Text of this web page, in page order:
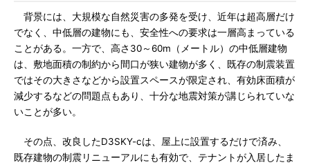
背景には、大規模な自然災害の多発を受け、近年は超高層だけ
でなく、中低層の建物にも、安全性への要求は一層高まっている
ことがある。一方で、高さ30～60m（メートル）の中低層建物
は、敷地面積の制約から間口が狭い建物が多く、既存の制震装置
ではその大きさなどから設置スペースが限定され、有効床面積が
減少するなどの問題点もあり、十分な地震対策が講じられていな
いことが多い。
その点、改良したD3SKY-cは、屋上に設置するだけで済み、
既存建物の制震リニューアルにも有効で、テナントが入居したま